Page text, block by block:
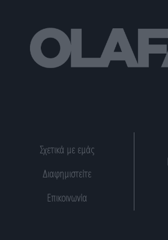
Σχετικά με εμάς
Διαφημιστείτε
Επικοινωνία